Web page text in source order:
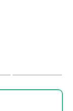
il n'y
boîte aux
vous